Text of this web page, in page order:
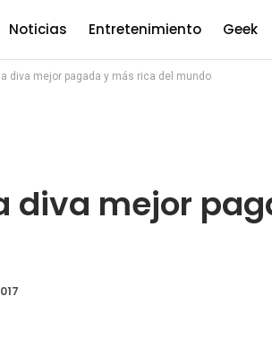
Noticias Entretenimiento Geek
diva mejor pagada y más rica del mundo
diva mejor